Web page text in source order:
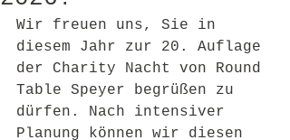
Wir freuen uns, Sie in
diesem Jahr zur 20. Auflage
der Charity Nacht von Round
Table Speyer begrüßen zu
dürfen. Nach intensiver
Planung können wir diesen